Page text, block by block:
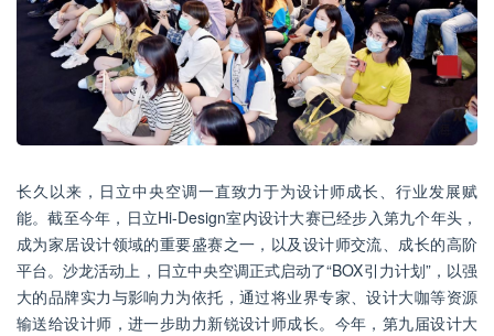
长久以来，日立中央空调一直致力于为设计师成长、行业发展赋
能。截至今年，日立Hi-Design室内设计大赛已经步入第九个年头，
成为家居设计领域的重要盛赛之一，以及设计师交流、成长的高阶
平台。沙龙活动上，日立中央空调正式启动了“BOX引力计划”，以强
大的品牌实力与影响力为依托，通过将业界专家、设计大咖等资源
输送给设计师，进一步助力新锐设计师成长。今年，第九届设计大